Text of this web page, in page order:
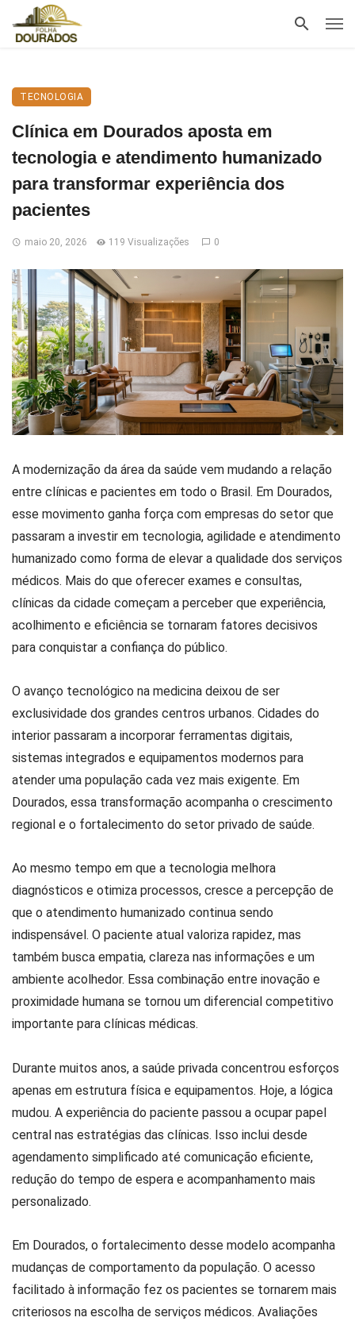
TECNOLOGIA
Clínica em Dourados aposta em
tecnologia e atendimento humanizado
para transformar experiência dos
pacientes
maio 20, 2026 119 Visualizações 0
A modernização da área da saúde vem mudando a relação
entre clínicas e pacientes em todo o Brasil. Em Dourados,
esse movimento ganha força com empresas do setor que
passaram a investir em tecnologia, agilidade e atendimento
humanizado como forma de elevar a qualidade dos serviços
médicos. Mais do que oferecer exames e consultas,
clínicas da cidade começam a perceber que experiência,
acolhimento e eficiência se tornaram fatores decisivos
para conquistar a confiança do público.
O avanço tecnológico na medicina deixou de ser
exclusividade dos grandes centros urbanos. Cidades do
interior passaram a incorporar ferramentas digitais,
sistemas integrados e equipamentos modernos para
atender uma população cada vez mais exigente. Em
Dourados, essa transformação acompanha o crescimento
regional e o fortalecimento do setor privado de saúde.
Ao mesmo tempo em que a tecnologia melhora
diagnósticos e otimiza processos, cresce a percepção de
que o atendimento humanizado continua sendo
indispensável. O paciente atual valoriza rapidez, mas
também busca empatia, clareza nas informações e um
ambiente acolhedor. Essa combinação entre inovação e
proximidade humana se tornou um diferencial competitivo
importante para clínicas médicas.
Durante muitos anos, a saúde privada concentrou esforços
apenas em estrutura física e equipamentos. Hoje, a lógica
mudou. A experiência do paciente passou a ocupar papel
central nas estratégias das clínicas. Isso inclui desde
agendamento simplificado até comunicação eficiente,
redução do tempo de espera e acompanhamento mais
personalizado.
Em Dourados, o fortalecimento desse modelo acompanha
mudanças de comportamento da população. O acesso
facilitado à informação fez os pacientes se tornarem mais
criteriosos na escolha de serviços médicos. Avaliações